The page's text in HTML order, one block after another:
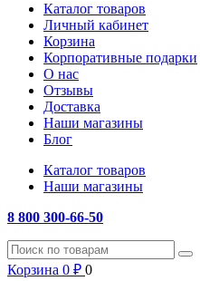
Каталог товаров
Личный кабинет
Корзина
Корпоративные подарки
О нас
Отзывы
Доставка
Наши магазины
Блог
Каталог товаров
Наши магазины
8 800 300-66-50
Корзина 0 ₽ 0